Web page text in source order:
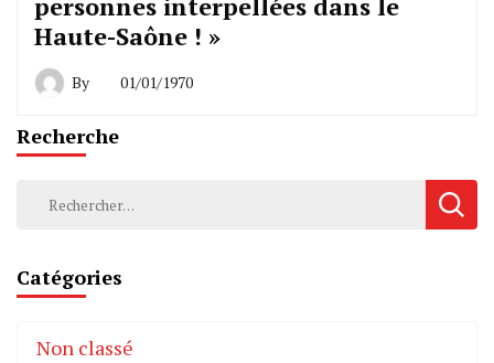
Haute-Saône ! »
By 01/01/1970
Recherche
Rechercher :
Catégories
Non classé